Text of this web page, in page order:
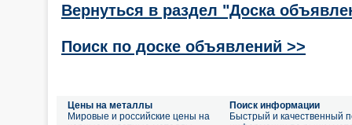
Вернуться в раздел "Доска
Поиск по доске объявлений >>
Цены на металлы
Мировые и российские цены на
Поиск информации
Быстрый и качественный